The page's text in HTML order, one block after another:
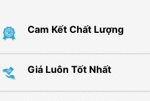
Cam Kết Chất Lượng
Giá Luôn Tốt Nhất